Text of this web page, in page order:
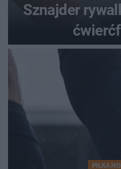
Sznajder
PIŁKA